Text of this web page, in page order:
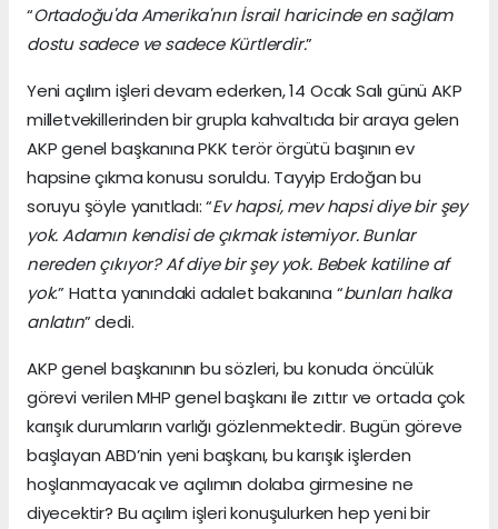
“Ortadoğu'da Amerika'nın İsrail haricinde en sağlam
dostu sadece ve sadece Kürtlerdir.”
Yeni açılım işleri devam ederken, 14 Ocak Salı günü AKP
milletvekillerinden bir grupla kahvaltıda bir araya gelen
AKP genel başkanına PKK terör örgütü başının ev
hapsine çıkma konusu soruldu. Tayyip Erdoğan bu
soruyu şöyle yanıtladı: “Ev hapsi, mev hapsi diye bir şey
yok. Adamın kendisi de çıkmak istemiyor. Bunlar
nereden çıkıyor? Af diye bir şey yok. Bebek katiline af
yok.” Hatta yanındaki adalet bakanına “bunları halka
anlatın” dedi.
AKP genel başkanının bu sözleri, bu konuda öncülük
görevi verilen MHP genel başkanı ile zıttır ve ortada çok
karışık durumların varlığı gözlenmektedir. Bugün göreve
başlayan ABD’nin yeni başkanı, bu karışık işlerden
hoşlanmayacak ve açılımın dolaba girmesine ne
diyecektir? Bu açılım işleri konuşulurken hep yeni bir